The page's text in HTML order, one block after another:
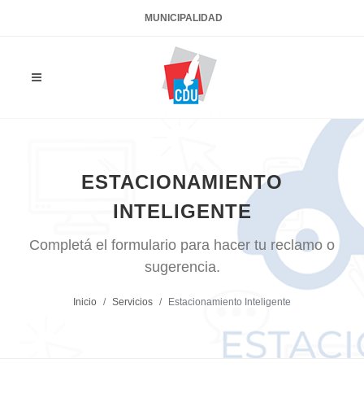
MUNICIPALIDAD
ESTACIONAMIENTO
INTELIGENTE
Completá el formulario para hacer tu reclamo o
sugerencia.
Inicio Servicios Estacionamiento Inteligente